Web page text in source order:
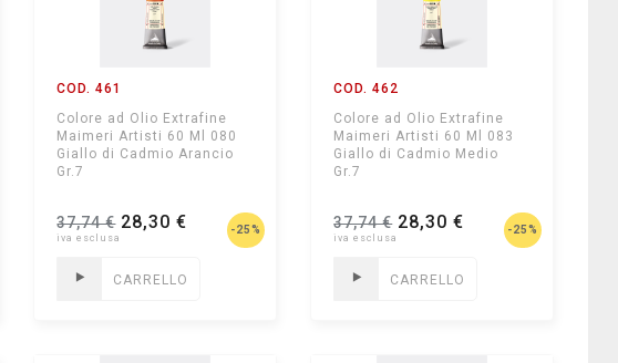
COD. 461
Colore ad Olio Extrafine
Maimeri Artisti 60 Ml 080
Giallo di Cadmio Arancio
Gr.7
37,74 €28,30 € -25%
CARRELLO
COD. 462
Colore ad Olio Extrafine
Maimeri Artisti 60 Ml 083
Giallo di Cadmio Medio
Gr.7
37,74 €28,30 € -25%
CARRELLO